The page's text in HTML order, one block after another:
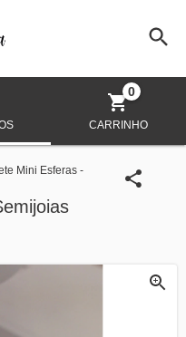
CARRINHO
0
Mini Esferas -